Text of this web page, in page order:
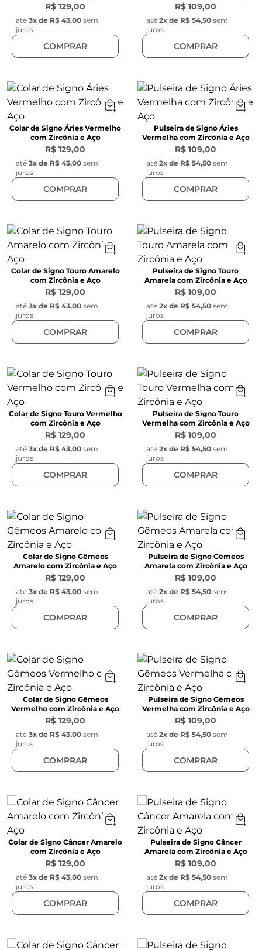
R$ 129,00
até 3x de R$ 43,00 sem
juros
COMPRAR
R$ 109,00
até 2x de R$ 54,50 sem
juros
COMPRAR
Colar de Signo Áries Vermelho
com Zircônia e Aço
R$ 129,00
até 3x de R$ 43,00 sem
juros
COMPRAR
Pulseira de Signo Áries
Vermelha com Zircônia e Aço
R$ 109,00
até 2x de R$ 54,50 sem
juros
COMPRAR
Colar de Signo Touro Amarelo
com Zircônia e Aço
R$ 129,00
até 3x de R$ 43,00 sem
juros
COMPRAR
Pulseira de Signo Touro
Amarela com Zircônia e Aço
R$ 109,00
até 2x de R$ 54,50 sem
juros
COMPRAR
Colar de Signo Touro Vermelho
com Zircônia e Aço
R$ 129,00
até 3x de R$ 43,00 sem
juros
COMPRAR
Pulseira de Signo Touro
Vermelha com Zircônia e Aço
R$ 109,00
até 2x de R$ 54,50 sem
juros
COMPRAR
Colar de Signo Gêmeos
Amarelo com Zircônia e Aço
R$ 129,00
até 3x de R$ 43,00 sem
juros
COMPRAR
Pulseira de Signo Gêmeos
Amarela com Zircônia e Aço
R$ 109,00
até 2x de R$ 54,50 sem
juros
COMPRAR
Colar de Signo Gêmeos
Vermelho com Zircônia e Aço
R$ 129,00
até 3x de R$ 43,00 sem
juros
COMPRAR
Pulseira de Signo Gêmeos
Vermelha com Zircônia e Aço
R$ 109,00
até 2x de R$ 54,50 sem
juros
COMPRAR
Colar de Signo Câncer Amarelo
com Zircônia e Aço
R$ 129,00
até 3x de R$ 43,00 sem
juros
COMPRAR
Pulseira de Signo Câncer
Amarela com Zircônia e Aço
R$ 109,00
até 2x de R$ 54,50 sem
juros
COMPRAR